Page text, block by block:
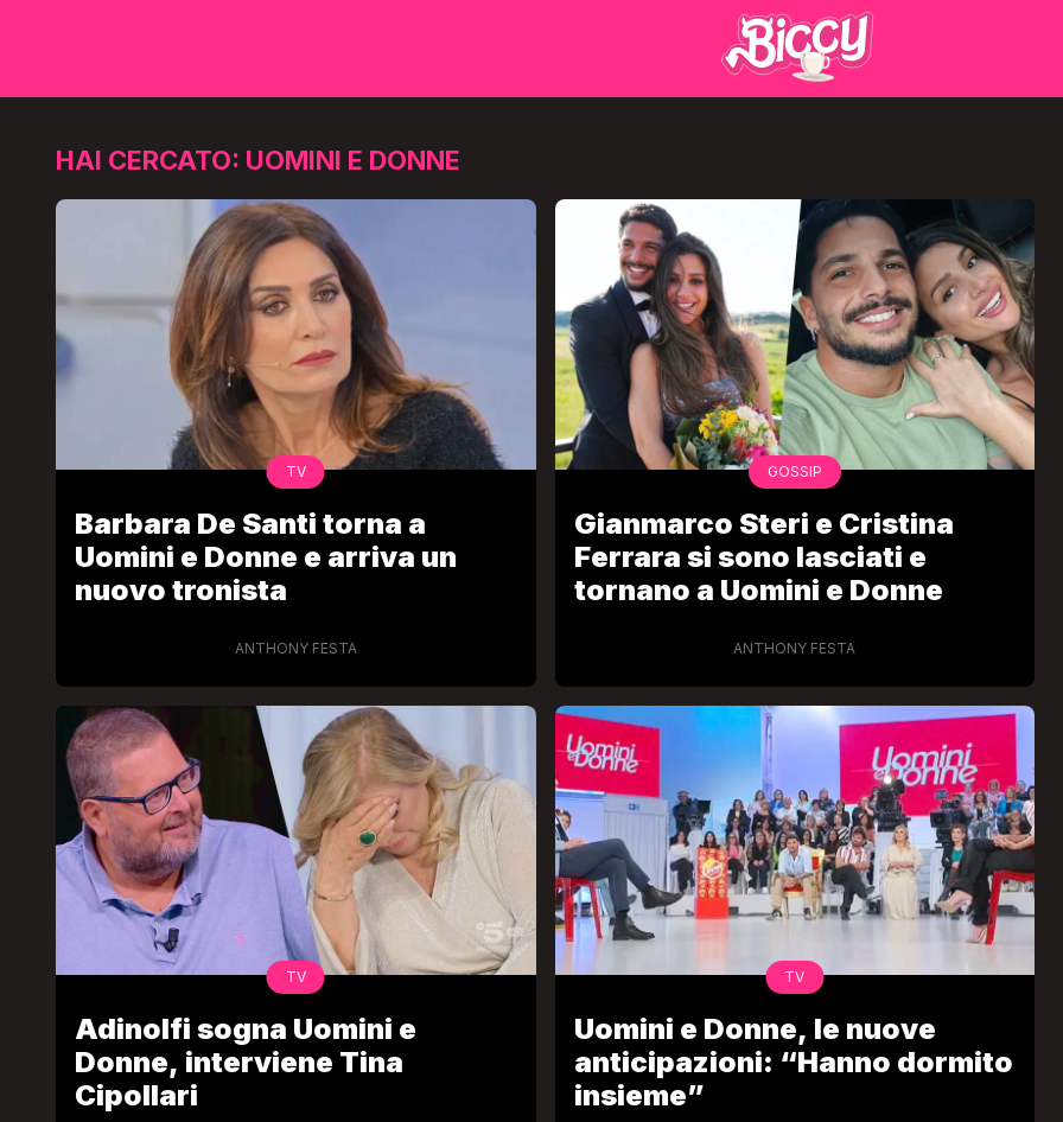
HAI CERCATO: UOMINI E DONNE
TV
Barbara De Santi torna a
Uomini e Donne e arriva un
nuovo tronista
ANTHONY FESTA
GOSSIP
Gianmarco Steri e Cristina
Ferrara si sono lasciati e
tornano a Uomini e Donne
ANTHONY FESTA
TV
Adinolfi sogna Uomini e
Donne, interviene Tina
Cipollari
TV
Uomini e Donne, le nuove
anticipazioni: “Hanno dormito
insieme”